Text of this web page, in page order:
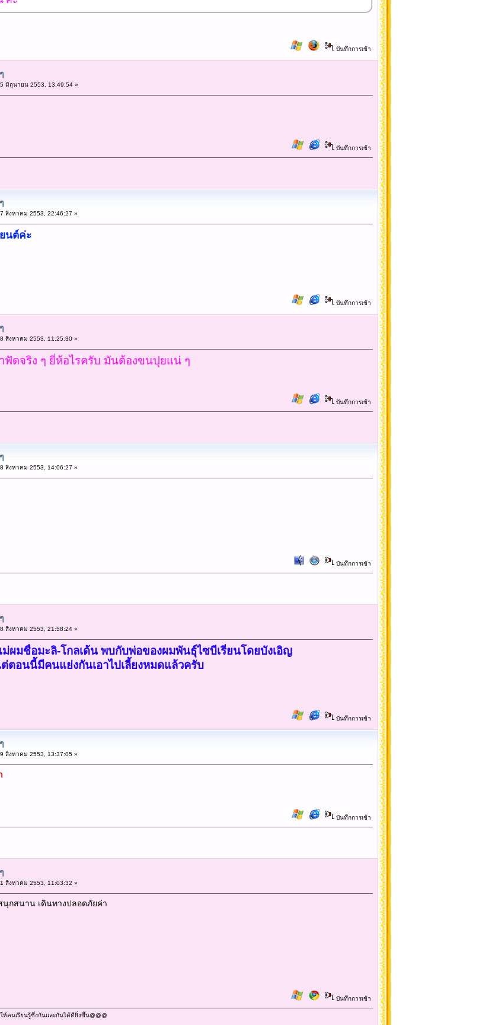
บันทึกการเข้า
มิถุนายน 2553, 13:49:54 »
บันทึกการเข้า
สิงหาคม 2553, 22:46:27 »
นต์ค่ะ
บันทึกการเข้า
สิงหาคม 2553, 11:25:30 »
ดจริง ๆ ยี่ห้อไรครับ มันต้องขนปุยแน่ ๆ
บันทึกการเข้า
สิงหาคม 2553, 14:06:27 »
บันทึกการเข้า
สิงหาคม 2553, 21:58:24 »
ผมชื่อมะลิ-โกลเด้น พบกับพ่อของผมพันธุ์ไซบีเรี่ยนโดยบังเอิญ
ตอนนี้มีคนแย่งกันเอาไปเลี้ยงหมดแล้วครับ
บันทึกการเข้า
สิงหาคม 2553, 13:37:05 »
บันทึกการเข้า
สิงหาคม 2553, 11:03:32 »
กสนาน เดินทางปลอดภัยค่า
บันทึกการเข้า
ห้คนเรียนรู้ซึ่งกันและกันได้ดียิ่งขึ้น@@@